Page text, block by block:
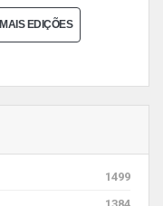
MAIS EDIÇÕES
1499